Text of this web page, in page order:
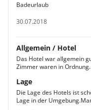
Badeurlaub
30.07.2018
Allgemein / Hotel
Das Hotel war allgemein
Zimmer waren in
Lage
Die Lage des Hotels ist
Lage in der